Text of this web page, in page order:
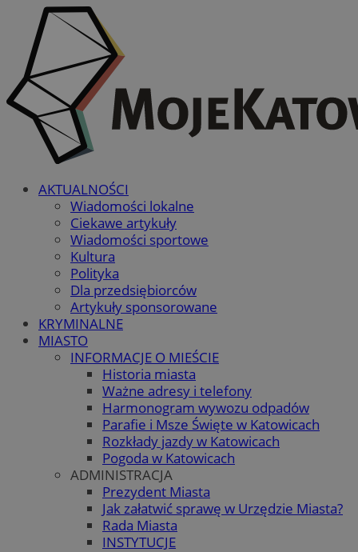
AKTUALNOŚCI
Wiadomości lokalne
Ciekawe artykuły
Wiadomości sportowe
Kultura
Polityka
Dla przedsiębiorców
Artykuły sponsorowane
KRYMINALNE
MIASTO
INFORMACJE O MIEŚCIE
Historia miasta
Ważne adresy i telefony
Harmonogram wywozu odpadów
Parafie i Msze Święte w Katowicach
Rozkłady jazdy w Katowicach
Pogoda w Katowicach
ADMINISTRACJA
Prezydent Miasta
Jak załatwić sprawę w Urzędzie Miasta?
Rada Miasta
INSTYTUCJE